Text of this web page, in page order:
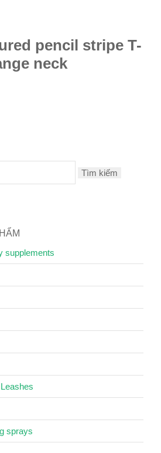
pencil stripe T-
neck
Tìm kiếm
supplements
sprays